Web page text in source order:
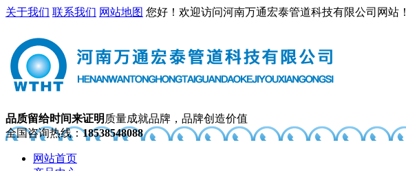
关于我们 联系我们 网站地图 您好！欢迎访问河南万通宏泰管道科技有限公司网站！
品质留给时间来证明 质量成就品牌，品牌创造价值
全国咨询热线：18538548088
网站首页